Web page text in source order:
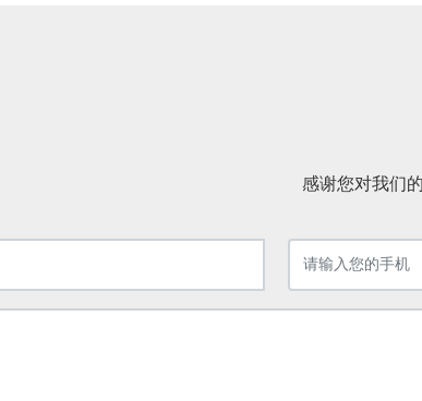
感谢您对我们